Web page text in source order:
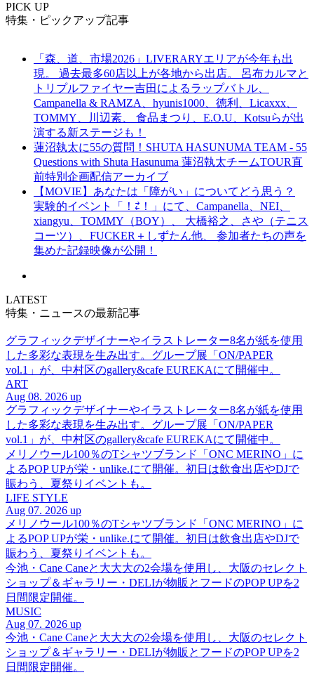
PICK UP
特集・ピックアップ記事
「森、道、市場2026」LIVERARYエリアが今年も出
現。 過去最多60店以上が各地から出店。 呂布カルマと
トリプルファイヤー吉田によるラップバトル、
Campanella & RAMZA、hyunis1000、徳利、Licaxxx、
TOMMY、川辺素、 食品まつり、E.O.U、Kotsuらが出
演する新ステージも！
蓮沼執太に55の質問！SHUTA HASUNUMA TEAM - 55
Questions with Shuta Hasunuma 蓮沼執太チームTOUR直
前特別企画配信アーカイブ
【MOVIE】あなたは「障がい」についてどう思う？
実験的イベント「！⇄！」にて、Campanella、NEI、
xiangyu、TOMMY（BOY）、 大橋裕之、さや（テニス
コーツ）、FUCKER＋しずたん他、 参加者たちの声を
集めた記録映像が公開！
LATEST
特集・ニュースの最新記事
グラフィックデザイナーやイラストレーター8名が紙を使用
した多彩な表現を生み出す。グループ展「ON/PAPER
vol.1」が、中村区のgallery&cafe EUREKAにて開催中。
ART
Aug 08. 2026 up
グラフィックデザイナーやイラストレーター8名が紙を使用
した多彩な表現を生み出す。グループ展「ON/PAPER
vol.1」が、中村区のgallery&cafe EUREKAにて開催中。
メリノウール100％のTシャツブランド「ONC MERINO」に
よるPOP UPが栄・unlike.にて開催。初日は飲食出店やDJで
賑わう、夏祭りイベントも。
LIFE STYLE
Aug 07. 2026 up
メリノウール100％のTシャツブランド「ONC MERINO」に
よるPOP UPが栄・unlike.にて開催。初日は飲食出店やDJで
賑わう、夏祭りイベントも。
今池・Cane Caneと大大大の2会場を使用し、大阪のセレクト
ショップ＆ギャラリー・DELIが物販とフードのPOP UPを2
日間限定開催。
MUSIC
Aug 07. 2026 up
今池・Cane Caneと大大大の2会場を使用し、大阪のセレクト
ショップ＆ギャラリー・DELIが物販とフードのPOP UPを2
日間限定開催。